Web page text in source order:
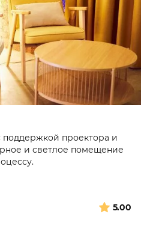
поддержкой проектора и
и светлое помещение
5.00